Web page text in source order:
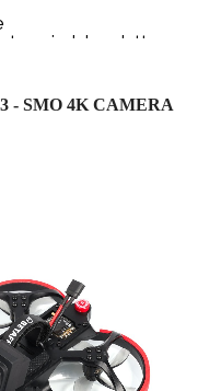
del prodotto.
massimizzare
per Mavic 2 o gli
con trasmissione
5.5" che fornisce
in condizioni difficili di
aggiuntive come
- SMO 4K CAMERA